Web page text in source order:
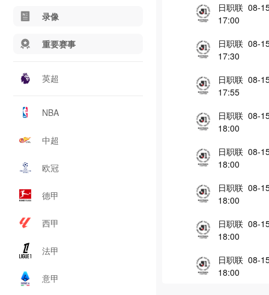
录像
重要赛事
英超
NBA
中超
欧冠
德甲
西甲
法甲
意甲
日职联 08-
17:00
日职联 08-
17:30
日职联 08-
17:55
日职联 08-
18:00
日职联 08-
18:00
日职联 08-
18:00
日职联 08-
18:00
日职联 08-
18:00